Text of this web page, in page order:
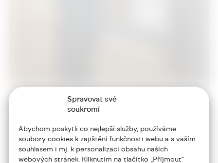
Spravovat své
soukromí
Abychom poskytli co nejlepší služby, používáme
soubory cookies k zajištění funkčnosti webu a s vaším
souhlasem i mj. k personalizaci obsahu našich
webových stránek. Kliknutím na tlačítko „Přijmout“
jtdesign@joseftrakal.cz